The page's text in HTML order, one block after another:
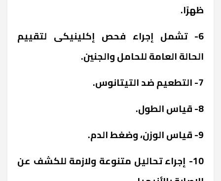
ظهرًا.
6- تشمل إجراء فحص إكلينيكى لتقييم
الحالة العامة للحامل والجنين.
7- التطعيم ضد التيتانوس.
8- قياس الطول.
9- قياس الوزن، وضغط الدم.
10- إجراء تحاليل متنوعة ولازمة للكشف عن